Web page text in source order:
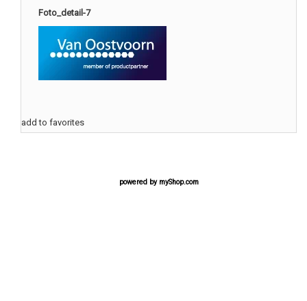
Foto_detail-7
add to favorites
powered by myShop.com